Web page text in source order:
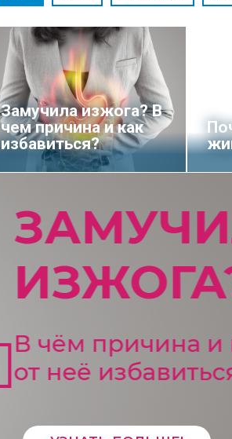
Замучила изжога? В
чем причина и как
избавиться?